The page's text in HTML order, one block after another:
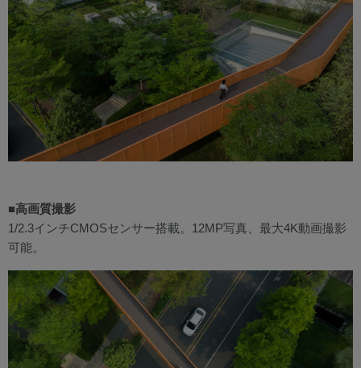
■高画質撮影
1/2.3インチCMOSセンサー搭載。12MP写真、最大4K動画撮影
可能。